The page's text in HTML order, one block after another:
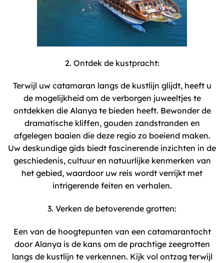
2. Ontdek de kustpracht:
Terwijl uw catamaran langs de kustlijn glijdt, heeft u
de mogelijkheid om de verborgen juweeltjes te
ontdekken die Alanya te bieden heeft. Bewonder de
dramatische kliffen, gouden zandstranden en
afgelegen baaien die deze regio zo boeiend maken.
Uw deskundige gids biedt fascinerende inzichten in de
geschiedenis, cultuur en natuurlijke kenmerken van
het gebied, waardoor uw reis wordt verrijkt met
intrigerende feiten en verhalen.
3. Verken de betoverende grotten:
Een van de hoogtepunten van een catamarantocht
door Alanya is de kans om de prachtige zeegrotten
langs de kustlijn te verkennen. Kijk vol ontzag terwijl